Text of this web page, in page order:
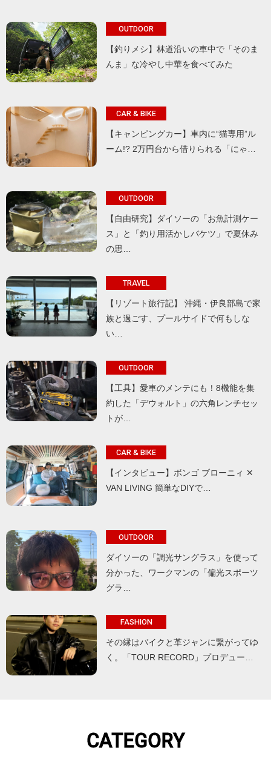
OUTDOOR
【釣りメシ】林道沿いの車中で「そのま
んま」な冷やし中華を食べてみた
CAR & BIKE
【キャンピングカー】車内に“猫専用”ル
ーム!? 2万円台から借りられる「にゃ…
OUTDOOR
【自由研究】ダイソーの「お魚計測ケー
ス」と「釣り用活かしバケツ」で夏休み
の思…
TRAVEL
【リゾート旅行記】 沖縄・伊良部島で家
族と過ごす、プールサイドで何もしな
い…
OUTDOOR
【工具】愛車のメンテにも！8機能を集
約した「デウォルト」の六角レンチセッ
トが…
CAR & BIKE
【インタビュー】ボンゴ ブローニィ ✕
VAN LIVING 簡単なDIYで…
OUTDOOR
ダイソーの「調光サングラス」を使って
分かった、ワークマンの「偏光スポーツ
グラ…
FASHION
その縁はバイクと革ジャンに繋がってゆ
く。「TOUR RECORD」プロデュー…
CATEGORY